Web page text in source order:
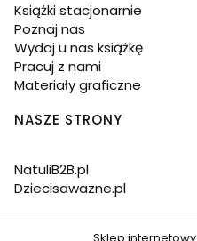
Książki stacjonarnie
Poznaj nas
Wydaj u nas książkę
Pracuj z nami
Materiały graficzne
NASZE STRONY
NatuliB2B.pl
Dziecisawazne.pl